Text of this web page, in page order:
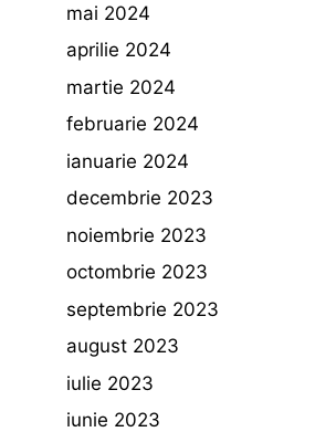
mai 2024
aprilie 2024
martie 2024
februarie 2024
ianuarie 2024
decembrie 2023
noiembrie 2023
octombrie 2023
septembrie 2023
august 2023
iulie 2023
iunie 2023